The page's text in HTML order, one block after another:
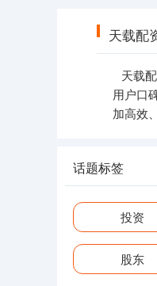
天载配
天载
用户口
加高效
话题标签
投资
股东